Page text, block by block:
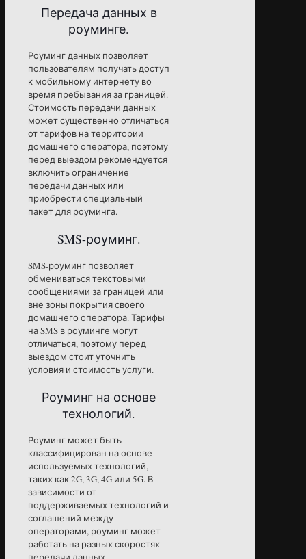
Передача данных в
роуминге.
Роуминг данных позволяет
пользователям получать доступ
к мобильному интернету во
время пребывания за границей.
Стоимость передачи данных
может существенно отличаться
от тарифов на территории
домашнего оператора, поэтому
перед выездом рекомендуется
включить ограничение
передачи данных или
приобрести специальный
пакет для роуминга.
SMS-роуминг.
SMS-роуминг позволяет
обмениваться текстовыми
сообщениями за границей или
вне зоны покрытия своего
домашнего оператора. Тарифы
на SMS в роуминге могут
отличаться, поэтому перед
выездом стоит уточнить
условия и стоимость услуги.
Роуминг на основе
технологий.
Роуминг может быть
классифицирован на основе
используемых технологий,
таких как 2G, 3G, 4G или 5G. В
зависимости от
поддерживаемых технологий и
соглашений между
операторами, роуминг может
работать на разных скоростях